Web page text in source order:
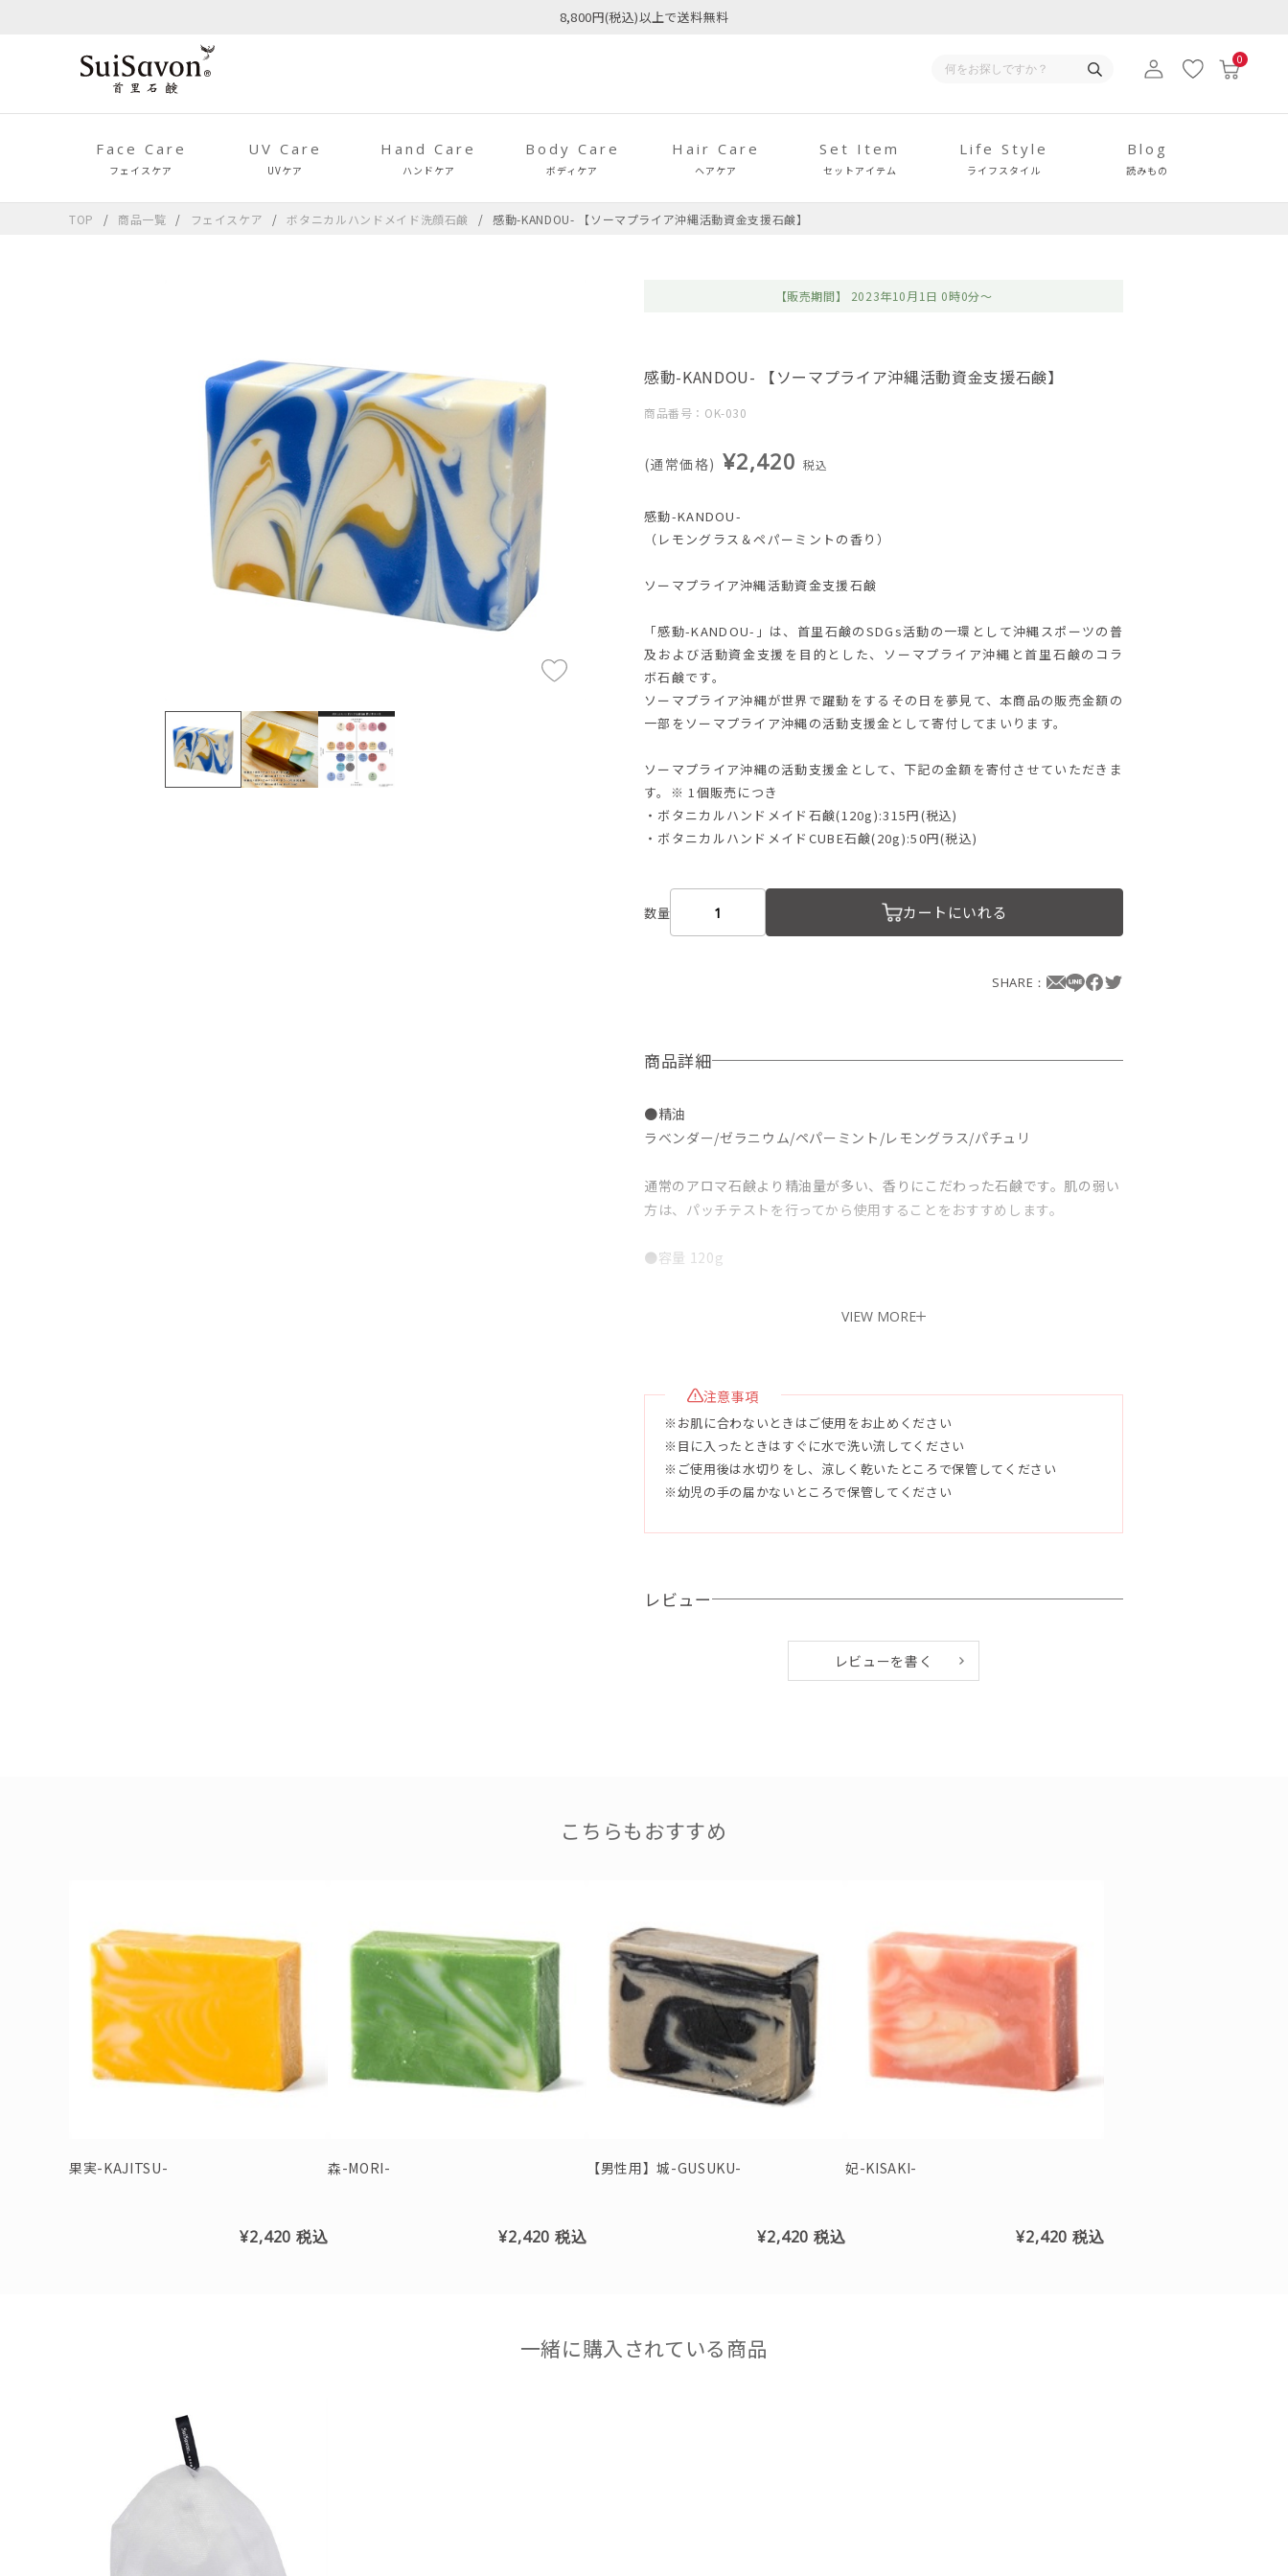
8,800円(税込)以上で送料無料
0
Face Care
フェイスケア
UV Care
UVケア
Hand Care
ハンドケア
Body Care
ボディケア
Hair Care
ヘアケア
Set Item
セットアイテム
Life Style
ライフスタイル
Blog
読みもの
TOP 商品一覧 フェイスケア ボタニカルハンドメイド洗顔石鹸 感動-KANDOU- 【ソーマプライア沖縄活動資金支援石鹸】
【販売期間】 2023年10月1日 0時0分～
感動-KANDOU- 【ソーマプライア沖縄活動資金支援石鹸】
商品番号：OK-030
(通常価格) ¥2,420税込
感動-KANDOU-
（レモングラス＆ペパーミントの香り）
ソーマプライア沖縄活動資金支援石鹸
「感動-KANDOU-」は、首里石鹸のSDGs活動の一環として沖縄スポーツの普
及および活動資金支援を目的とした、ソーマプライア沖縄と首里石鹸のコラ
ボ石鹸です。
ソーマプライア沖縄が世界で躍動をするその日を夢見て、本商品の販売金額の
一部をソーマプライア沖縄の活動支援金として寄付してまいります。
ソーマプライア沖縄の活動支援金として、下記の金額を寄付させていただきま
す。※ 1個販売につき
・ボタニカルハンドメイド石鹸(120g):315円(税込)
・ボタニカルハンドメイドCUBE石鹸(20g):50円(税込)
数量 カートにいれる
SHARE：
商品詳細
●精油
ラベンダー/ゼラニウム/ペパーミント/レモングラス/パチュリ
通常のアロマ石鹸より精油量が多い、香りにこだわった石鹸です。肌の弱い
方は、パッチテストを行ってから使用することをおすすめします。
●容量 120g
石鹸素地（パーム油、ヤシ油、ピュアオリーブ油、マカデミアナッツ油、ヒ
マシ油）水、グリセリン、トレハロース、シア脂、ホホバ種子油、アロエベ
ラ液汁、クダモノトケイソウ果実水、ゲットウ葉水、シイクワシャー果汁、
パイナップル果汁、ハイビスカス葉エキス、パパイヤ果汁、オキナワモズク
エキス、ラベンダー花油、ニオイテンジクアオイ花油、二酸化チタン、セイ
VIEW MORE
注意事項
※お肌に合わないときはご使用をお止めください
※目に入ったときはすぐに水で洗い流してください
※ご使用後は水切りをし、涼しく乾いたところで保管してください
※幼児の手の届かないところで保管してください
レビュー
レビューを書く
こちらもおすすめ
果実-KAJITSU-
¥2,420税込
森-MORI-
¥2,420税込
【男性用】城-GUSUKU-
¥2,420税込
妃-KISAKI-
¥2,420税込
一緒に購入されている商品